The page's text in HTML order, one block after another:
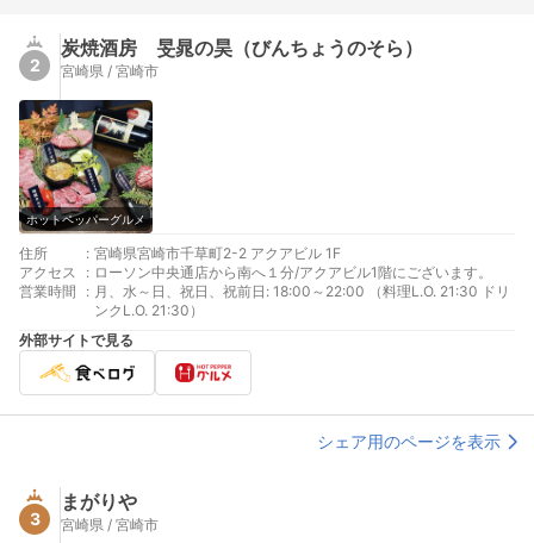
2
炭焼酒房 旻晁の昊（びんちょうのそら）
宮崎県 / 宮崎市
ホットペッパーグルメ
住所 : 宮崎県宮崎市千草町2-2 アクアビル 1F
アクセス
: ローソン中央通店から南へ１分/アクアビル1階にございます。
営業時間
: 月、水～日、祝日、祝前日: 18:00～22:00 （料理L.O. 21:30 ドリ
ンクL.O. 21:30）
外部サイトで見る
シェア用のページを表示
3
まがりや
宮崎県 / 宮崎市